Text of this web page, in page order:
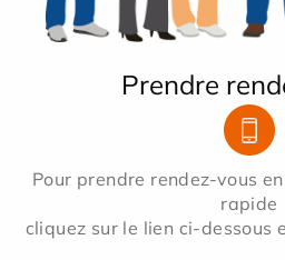
Prendre
Pour prendre rendez-vous
rapide
cliquez sur le lien ci-dessous